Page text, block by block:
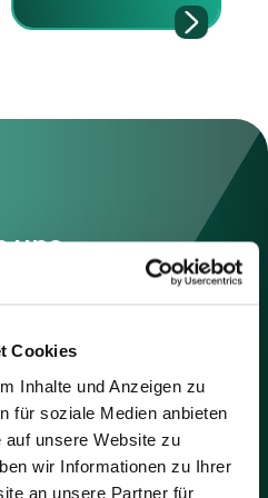
Cookies
Inhalte und Anzeigen zu
für soziale Medien anbieten
unsere Website zu
wir Informationen zu Ihrer
an unsere Partner für
uns
rechten